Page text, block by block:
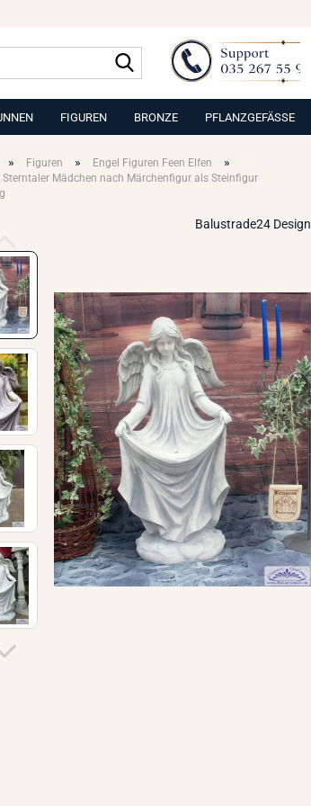
Suche...
FIGUREN BRONZE PFLANZGEFÄSSE
» Figuren » Engel Figuren Feen Elfen »
Sterntaler Mädchen nach Märchenfigur als Steinfigur
Balustrade24 Design